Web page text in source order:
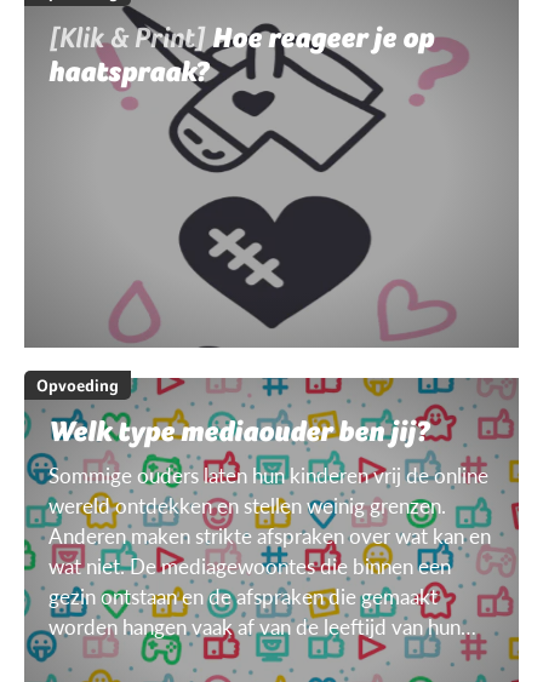
[Klik & Print]Hoe reageer je op
haatspraak?
Opvoeding
Welk type mediaouder ben jij?
Sommige ouders laten hun kinderen vrij de online
wereld ontdekken en stellen weinig grenzen.
Anderen maken strikte afspraken over wat kan en
wat niet. De mediagewoontes die binnen een
gezin ontstaan en de afspraken die gemaakt
worden hangen vaak af van de leeftijd van hun
kinderen, van het doel, het toestel, het weer ...